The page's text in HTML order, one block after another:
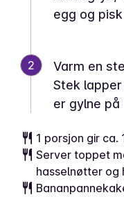
egg og
2
Varm en
Stek
er gylne på
1 porsjon gir ca.
Server toppet
hasselnøtter og